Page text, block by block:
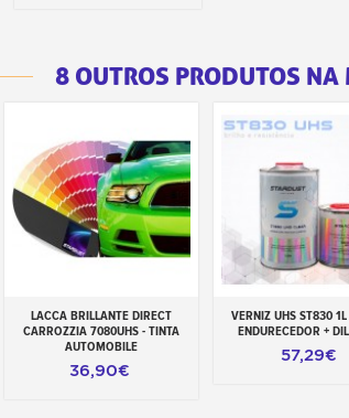
8 OUTROS PRODUTOS NA
Adicionar ao carrinho
LACCA BRILLANTE DIRECT
CARROZZIA 7080UHS - TINTA
AUTOMOBILE
36,90€
Adicionar ao
VERNIZ UHS ST830
ENDURECEDOR +
57,29€